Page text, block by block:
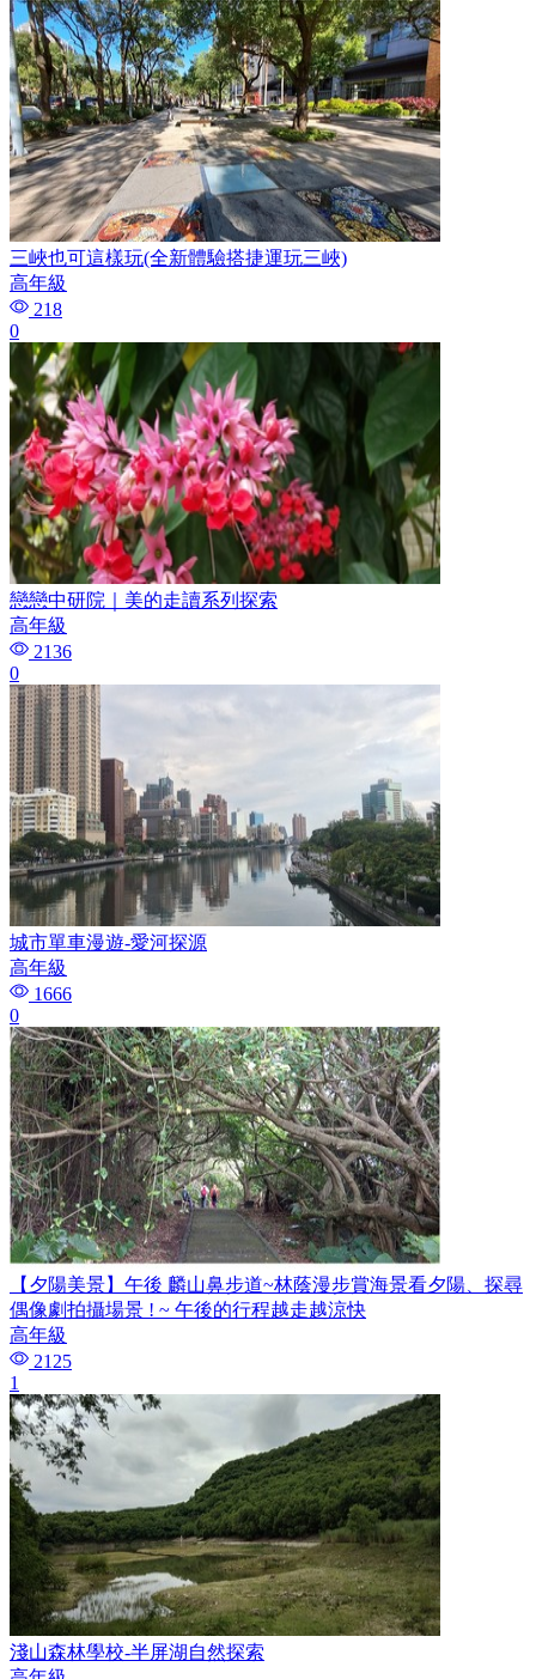
三峽也可這樣玩(全新體驗搭捷運玩三峽)
高年級
218
0
戀戀中研院｜美的走讀系列探索
高年級
2136
0
城市單車漫遊-愛河探源
高年級
1666
0
【夕陽美景】午後 麟山鼻步道~林蔭漫步賞海景看夕陽、探尋
偶像劇拍攝場景 ! ~ 午後的行程越走越涼快
高年級
2125
1
淺山森林學校-半屏湖自然探索